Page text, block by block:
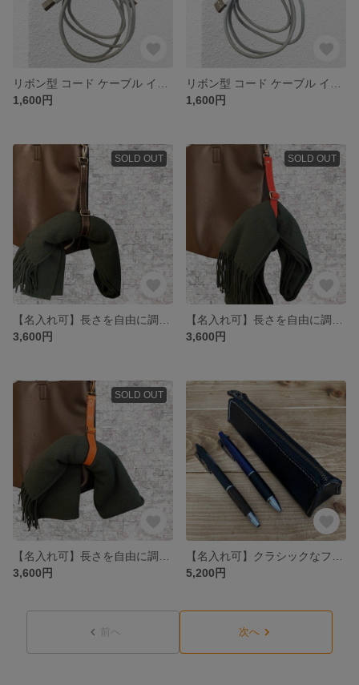
1,600円
1,600円
SOLD OUT
3,600円
SOLD OUT
3,600円
SOLD OUT
3,600円
5,200円
前へ 次へ